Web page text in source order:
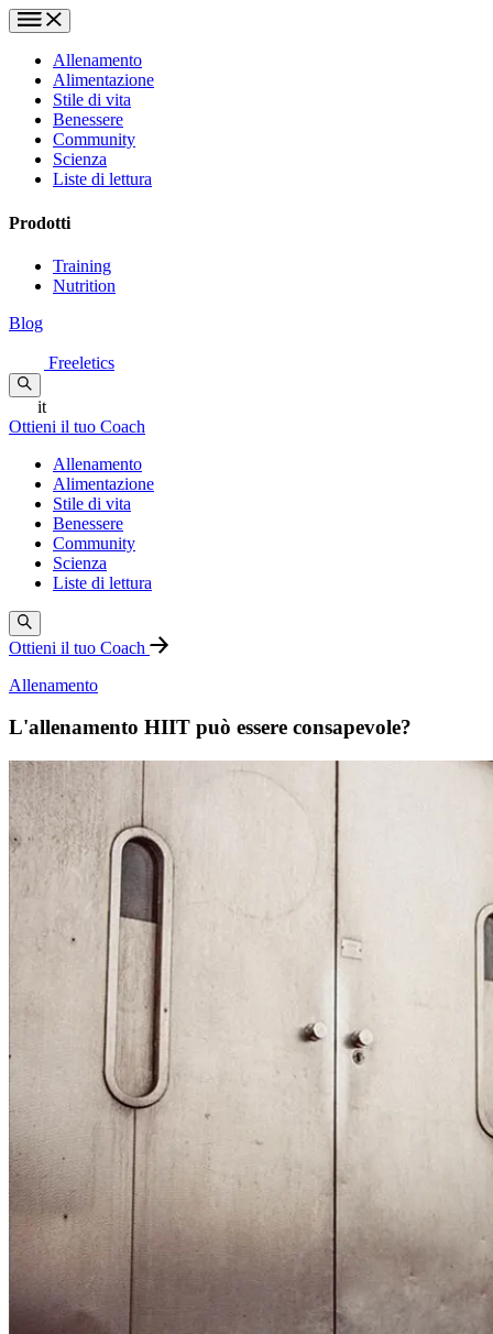
Allenamento
Alimentazione
Stile di vita
Benessere
Community
Scienza
Liste di lettura
Prodotti
Training
Nutrition
Blog
Freeletics
it
Ottieni il tuo Coach
Allenamento
Alimentazione
Stile di vita
Benessere
Community
Scienza
Liste di lettura
Ottieni il tuo Coach
Allenamento
L'allenamento HIIT può essere consapevole?